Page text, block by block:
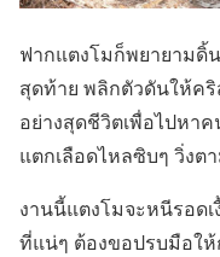
ฟากแตงโมก็พยายามดิ้
สุดท้าย พลิกตัวดันให้ค
อย่างสุดชีวิตเพื่อไปหา
แตกเลือดไหลซิบๆ วิ่งต
งานนี้แตงโมจะหนีรอด
ที่แน่ๆ ต้องขอปรบมือใ